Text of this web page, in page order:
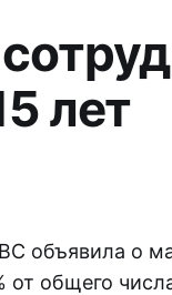
лет
объявила о
от общего